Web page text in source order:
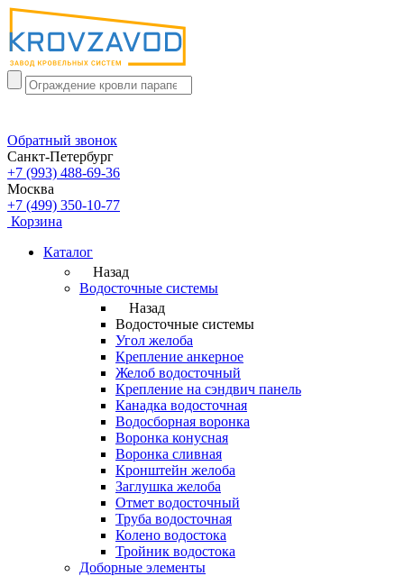
Обратный звонок
Санкт-Петербург
+7 (993) 488-69-36
Москва
+7 (499) 350-10-77
Корзина
Каталог
Назад
Водосточные системы
Назад
Водосточные системы
Угол желоба
Крепление анкерное
Желоб водосточный
Крепление на сэндвич панель
Канадка водосточная
Водосборная воронка
Воронка конусная
Воронка сливная
Кронштейн желоба
Заглушка желоба
Отмет водосточный
Труба водосточная
Колено водостока
Тройник водостока
Доборные элементы